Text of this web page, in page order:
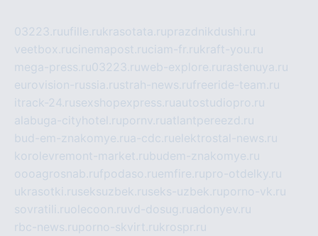
03223.ruufille.rukrasotata.ruprazdnikdushi.ru
veetbox.rucinemapost.ruciam-fr.rukraft-you.ru
mega-press.ru03223.ruweb-explore.ru rastenuya.ru
eurovision-russia.rustrah-news.rufreeride-team.ru
itrack-24.rusexshopexpress.ruautostudiopro.ru
alabuga-cityhotel.rupornv.ruatlantpereezd.ru
bud-em-znakomye.rua-cdc.ruelektrostal-news.ru
korolevremont-market.rubudem-znakomye.ru
oooagrosnab.rufpodaso.ruemfire.rupro-otdelky.ru
ukrasotki.ruseksuzbek.ruseks-uzbek.ruporno-vk.ru
sovratili.ruolecoon.ruvd-dosug.ruadonyev.ru
rbc-news.ruporno-skvirt.rukrospr.ru